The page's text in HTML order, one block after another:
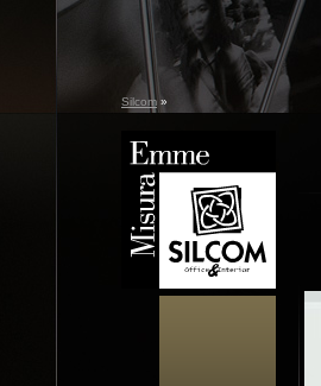
Silcom »